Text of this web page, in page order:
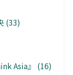
(33)
Asia』 (16)